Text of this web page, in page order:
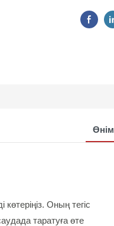
Оның тегіс
таратуға өте